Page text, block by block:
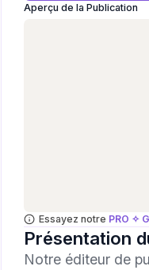
Aperçu de la Publication
Essayez notre PRO ✧
Présentation
Notre éditeur de